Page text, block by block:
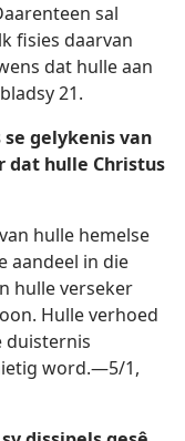
sal
fisies daarvan
dat hulle aan
21.
gelykenis van
hulle Christus
hulle hemelse
aandeel in die
hulle verseker
Hulle verhoed
duisternis
word.—5/1,